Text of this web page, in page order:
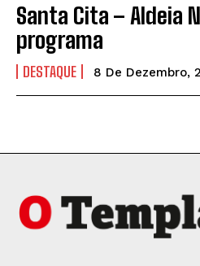
Santa Cita – Aldeia
programa
DESTAQUE 8 De Dezembro,